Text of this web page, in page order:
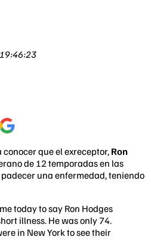
conocer que el exreceptor, Ron
de 12 temporadas en las
una enfermedad, teniendo
today to say Ron Hodges
illness. He was only 74.
in New York to see their